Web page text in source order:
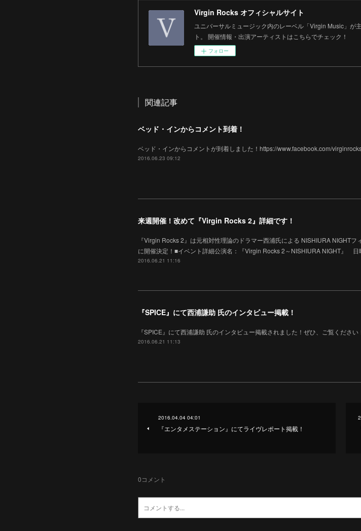
Virgin Rocks オフィシャルサイト
ユニバーサルミュージック内のレーベル「Virgin Music」
ト。 開催情報・出演アーティストはこちらでチェック！
フォロー
関連記事
ベッド・インからコメント到着！
ベッド・インからコメントが到着しました！https://www.facebook.com/
2016.06.23 09:12
来週開催！改めて『Virgin Rocks 2』詳細です！
『Virgin Rocks 2』は元相対性理論のドラマー西浦氏による NISHIURA NIGHTフ
に開催決定！■イベント詳細公演名：『Virgin Rocks 2～NISHIURA NIGHT
2016.06.21 11:16
『SPICE』にて西浦謙助 氏のインタビュー掲載！
『SPICE』にて西浦謙助 氏のインタビュー掲載されました！ぜひ、ご覧くださ
2016.06.21 11:13
2016.04.04 04:01
『エンタメステーション』にてライヴレポート掲載！
0コメント